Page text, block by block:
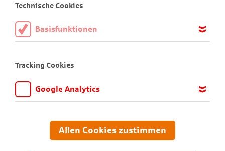
Technische Cookies
Basisfunktionen
aktiviert sein.
Tracking Cookies
Google Analytics
anpassen und verbessern können. Aus diesem Grund nutzen wir
Google Analytics. Dieses Werkzeug erfasst die Seitenaufrufe zu
Allen Cookies zustimmen